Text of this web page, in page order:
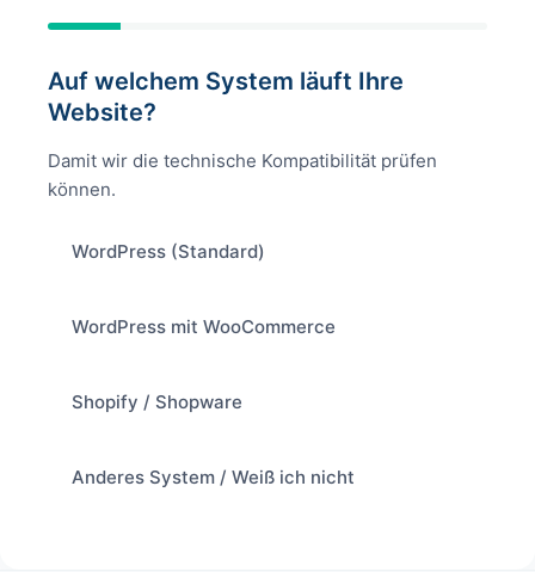
Auf welchem System läuft Ihre
Website?
Damit wir die technische Kompatibilität prüfen
können.
WordPress (Standard)
WordPress mit WooCommerce
Shopify / Shopware
Anderes System / Weiß ich nicht